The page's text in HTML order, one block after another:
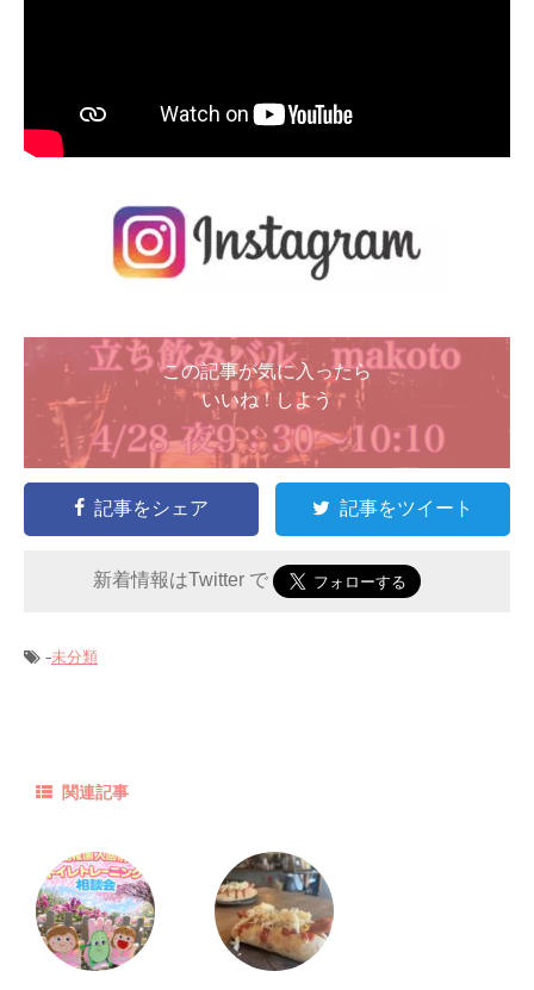
この記事が気に入ったら
いいね ! しよう
記事をシェア 記事をツイート
新着情報はTwitter で
-未分類
関連記事